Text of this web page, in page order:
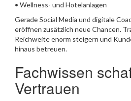
• Wellness- und Hotelanlagen
Gerade Social Media und digitale
eröffnen zusätzlich neue Chancen.
Reichweite enorm steigern und
hinaus betreuen.
Fachwissen
Vertrauen